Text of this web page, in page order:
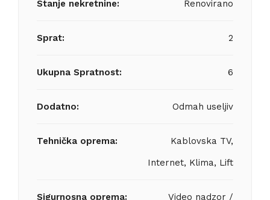
Stanje nekretnine: Renovirano
Sprat: 2
Ukupna Spratnost: 6
Dodatno: Odmah useljiv
Tehnička oprema:
Kablovska TV,
Internet, Klima, Lift
Sigurnosna oprema:
Video nadzor /